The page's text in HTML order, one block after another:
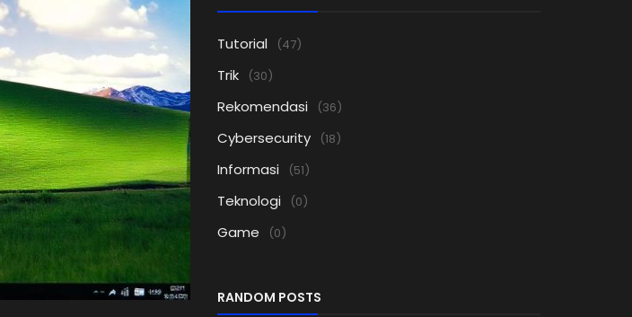
Tutorial (47)
Trik (30)
Rekomendasi (36)
Cybersecurity (18)
Informasi (51)
Teknologi (0)
Game (0)
RANDOM POSTS